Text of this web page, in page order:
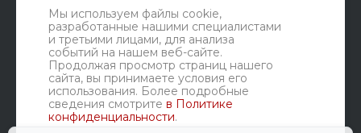
Мы используем файлы cookie,
разработанные нашими специалистами
и третьими лицами, для анализа
событий на нашем веб-сайте.
Продолжая просмотр страниц нашего
сайта, вы принимаете условия его
использования. Более подробные
сведения смотрите в Политике
конфиденциальности.
Мы в соц. сетях